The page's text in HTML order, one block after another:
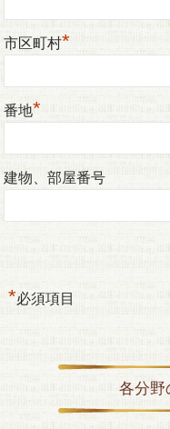
市区町村*
番地*
建物、部屋番号
*必須項目
各分野